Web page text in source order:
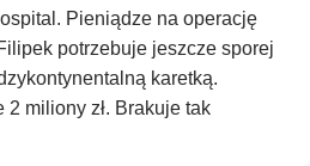
Pieniądze na operację
potrzebuje jeszcze sporej
karetką.
miliony zł. Brakuje tak